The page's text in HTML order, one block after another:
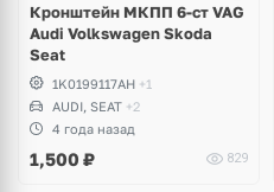
Кронштейн МКПП 6-ст VAG
Audi Volkswagen Skoda
Seat
1K0199117AH +1
AUDI, SEAT +2
4 года назад
1,500 ₽ 829